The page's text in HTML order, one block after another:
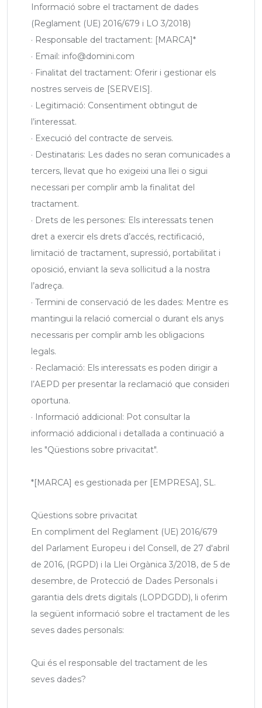
Informació sobre el tractament de dades
(Reglament (UE) 2016/679 i LO 3/2018)
· Responsable del tractament: [MARCA]*
· Email: info@domini.com
· Finalitat del tractament: Oferir i gestionar els
nostres serveis de [SERVEIS].
· Legitimació: Consentiment obtingut de
l’interessat.
· Execució del contracte de serveis.
· Destinataris: Les dades no seran comunicades a
tercers, llevat que ho exigeixi una llei o sigui
necessari per complir amb la finalitat del
tractament.
· Drets de les persones: Els interessats tenen
dret a exercir els drets d’accés, rectificació,
limitació de tractament, supressió, portabilitat i
oposició, enviant la seva sol·licitud a la nostra
l’adreça.
· Termini de conservació de les dades: Mentre es
mantingui la relació comercial o durant els anys
necessaris per complir amb les obligacions
legals.
· Reclamació: Els interessats es poden dirigir a
l’AEPD per presentar la reclamació que consideri
oportuna.
· Informació addicional: Pot consultar la
informació addicional i detallada a continuació a
les "Qüestions sobre privacitat".
*[MARCA] es gestionada per [EMPRESA], SL.
Qüestions sobre privacitat
En compliment del Reglament (UE) 2016/679
del Parlament Europeu i del Consell, de 27 d'abril
de 2016, (RGPD) i la Llei Orgànica 3/2018, de 5 de
desembre, de Protecció de Dades Personals i
garantia dels drets digitals (LOPDGDD), li oferim
la següent informació sobre el tractament de les
seves dades personals:
Qui és el responsable del tractament de les
seves dades?